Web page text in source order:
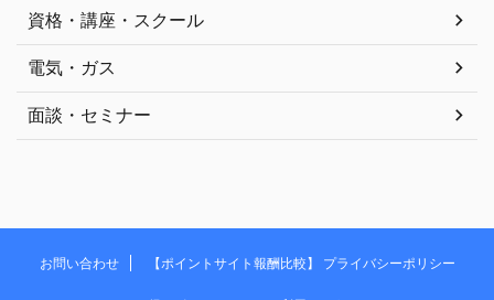
資格・講座・スクール
電気・ガス
面談・セミナー
お問い合わせ 【ポイントサイト報酬比較】 プライバシーポリシー